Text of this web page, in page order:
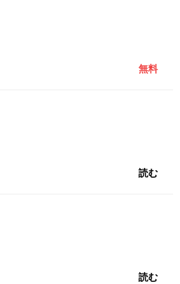
無料
読む
読む